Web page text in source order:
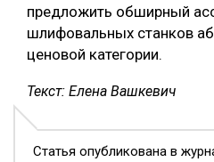
предложить обширный
шлифовальных станков
ценовой категории.
Текст: Елена Вашкевич
Статья опубликована в